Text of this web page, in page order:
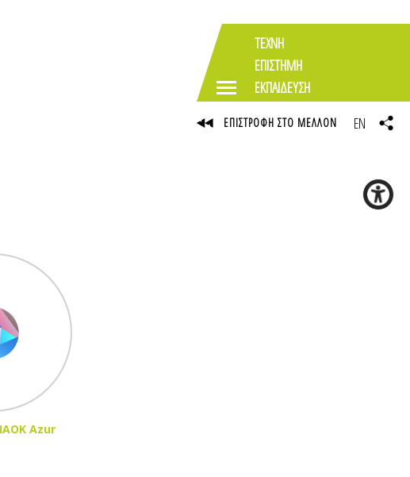
Azur
ΤΕΧΝΗ
ΕΠΙΣΤΗΜΗ
ΕΚΠΑΙΔΕΥΣΗ
ΕΠΙΣΤΡΟΦΗ ΣΤΟ ΜΕΛΛΟΝ EN